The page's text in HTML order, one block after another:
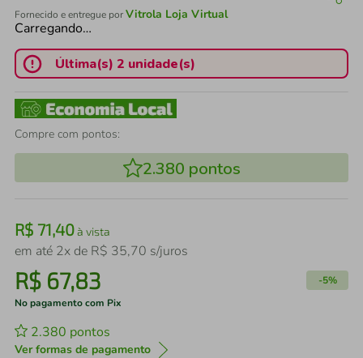
Fornecido e entregue porVitrola Loja Virtual
Carregando…
Última(s) 2 unidade(s)
Compre com pontos:
2.380 pontos
R$ 71,40à vista
em até 2x de R$ 35,70 s/juros
R$ 67,83 -5%
No pagamento com Pix
2.380 pontos
Ver formas de pagamento